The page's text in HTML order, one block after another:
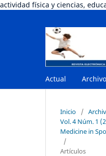
actividad física y ciencias,
Actual
Inicio /
Vol. 4 Núm. 1
Medicine in
/
Artículos